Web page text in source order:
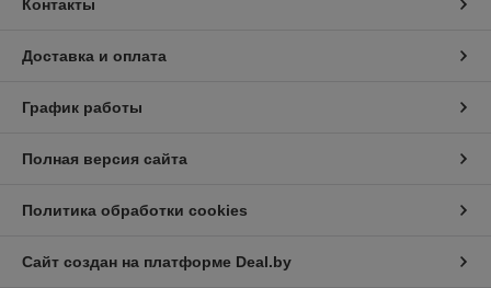
Контакты
Доставка и оплата
График работы
Полная версия сайта
Политика обработки cookies
Сайт создан на платформе Deal.by